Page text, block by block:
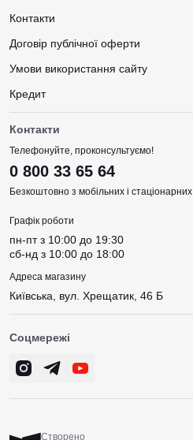
Контакти
Договір публічної оферти
Умови використання сайту
Кредит
Контакти
Телефонуйте, проконсультуємо!
0 800 33 65 64
Безкоштовно з мобільних і
Графік роботи
пн-пт з 10:00 до 19:30
сб-нд з 10:00 до 18:00
Адреса магазину
Київська, вул. Хрещатик, 46 Б
Соцмережі
Створено